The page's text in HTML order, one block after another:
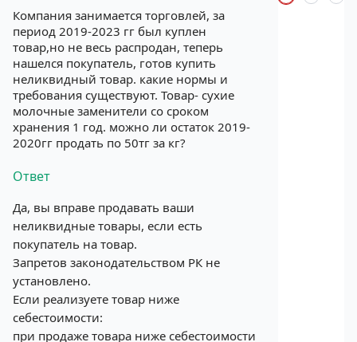
Компания занимается торговлей, за
период 2019-2023 гг был куплен
товар,но не весь распродан, теперь
нашелся покупатель, готов купить
неликвидный товар. какие нормы и
требования существуют. Товар- сухие
молочные заменители со сроком
хранения 1 год. можно ли остаток 2019-
2020гг продать по 50тг за кг?
Ответ
Да, вы вправе продавать ваши
неликвидные товары, если есть
покупатель на товар.
Запретов законодательством РК не
установлено.
Если реализуете товар ниже
себестоимости:
при продаже товара ниже себестоимости